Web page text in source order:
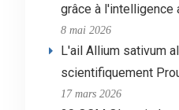
grâce à l'intelligence
8 mai 2026
L'ail Allium sativum
scientifiquement
17 mars 2026